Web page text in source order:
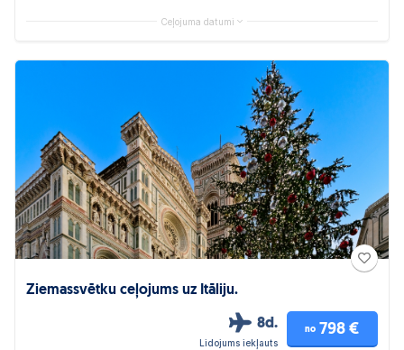
Ceļojuma datumi
Ziemassvētku ceļojums uz Itāliju.
8d.
Lidojums iekļauts
no 798 €